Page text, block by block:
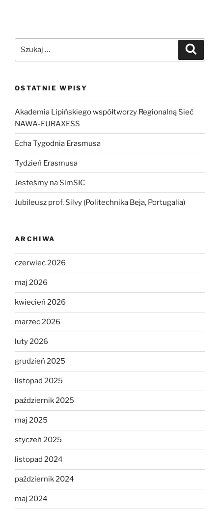
OSTATNIE WPISY
Akademia Lipińskiego współtworzy Regionalną Sieć
NAWA-EURAXESS
Echa Tygodnia Erasmusa
Tydzień Erasmusa
Jesteśmy na SimSIC
Jubileusz prof. Silvy (Politechnika Beja, Portugalia)
ARCHIWA
czerwiec 2026
maj 2026
kwiecień 2026
marzec 2026
luty 2026
grudzień 2025
listopad 2025
październik 2025
maj 2025
styczeń 2025
listopad 2024
październik 2024
maj 2024